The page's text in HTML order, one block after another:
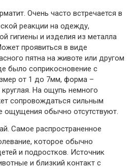
Очень часто встречается в
реакции на одежду,
гигиены и изделия из металла
проявиться в виде
пятна на животе или другом
было соприкосновение с
от 1 до 7мм, форма –
На ощупь немного
сопровождаться сильным
ощущения обычно отсутствуют.
Самое распространенное
которое обычно
и подростков. Источник
и близкий контакт с